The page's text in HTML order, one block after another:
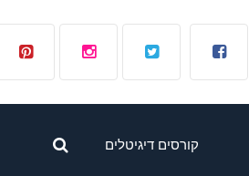
קורסים דיגיטלים